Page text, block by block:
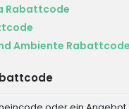
Rabattcode
Ambiente Rabattcode